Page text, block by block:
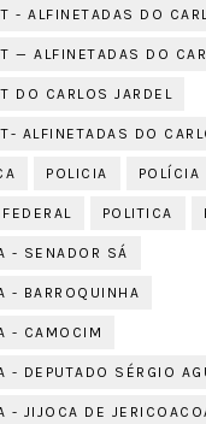
- ALFINETADAS DO
— ALFINETADAS DO
DO CARLOS JARDEL
ALFINETADAS DO
POLICIA POLÍCIA
POLITICA
- SENADOR SÁ
- BARROQUINHA
- CAMOCIM
- DEPUTADO SÉRGIO
- JIJOCA DE